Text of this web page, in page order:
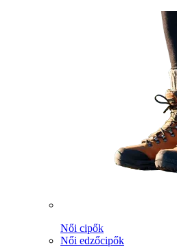
Női cipők
Női edzőcipők